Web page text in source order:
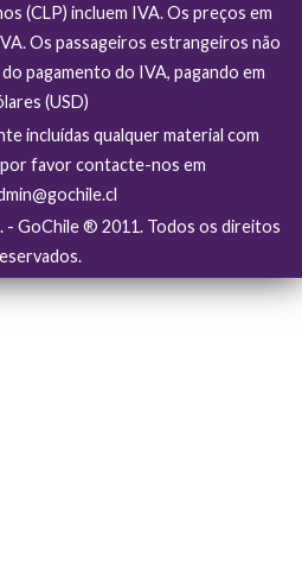
(CLP) incluem IVA. Os preços em
Os passageiros estrangeiros não
pagamento do IVA, pagando em
(USD)
incluídas qualquer material com
favor contacte-nos em
GoChile ® 2011. Todos os direitos